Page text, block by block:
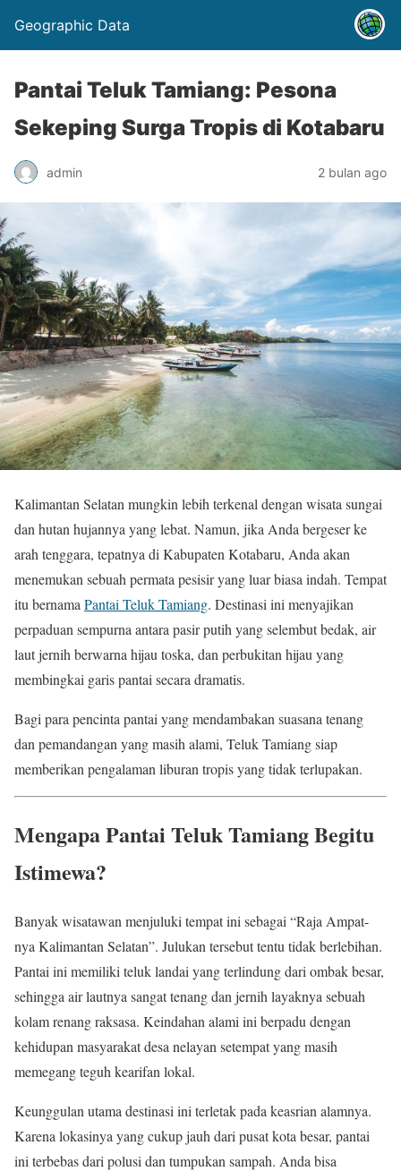
Geographic Data
Pantai Teluk Tamiang: Pesona
Sekeping Surga Tropis di Kotabaru
admin 2 bulan ago
Kalimantan Selatan mungkin lebih terkenal dengan wisata sungai
dan hutan hujannya yang lebat. Namun, jika Anda bergeser ke
arah tenggara, tepatnya di Kabupaten Kotabaru, Anda akan
menemukan sebuah permata pesisir yang luar biasa indah. Tempat
itu bernama Pantai Teluk Tamiang. Destinasi ini menyajikan
perpaduan sempurna antara pasir putih yang selembut bedak, air
laut jernih berwarna hijau toska, dan perbukitan hijau yang
membingkai garis pantai secara dramatis.
Bagi para pencinta pantai yang mendambakan suasana tenang
dan pemandangan yang masih alami, Teluk Tamiang siap
memberikan pengalaman liburan tropis yang tidak terlupakan.
Mengapa Pantai Teluk Tamiang Begitu
Istimewa?
Banyak wisatawan menjuluki tempat ini sebagai “Raja Ampat-
nya Kalimantan Selatan”. Julukan tersebut tentu tidak berlebihan.
Pantai ini memiliki teluk landai yang terlindung dari ombak besar,
sehingga air lautnya sangat tenang dan jernih layaknya sebuah
kolam renang raksasa. Keindahan alami ini berpadu dengan
kehidupan masyarakat desa nelayan setempat yang masih
memegang teguh kearifan lokal.
Keunggulan utama destinasi ini terletak pada keasrian alamnya.
Karena lokasinya yang cukup jauh dari pusat kota besar, pantai
ini terbebas dari polusi dan tumpukan sampah. Anda bisa